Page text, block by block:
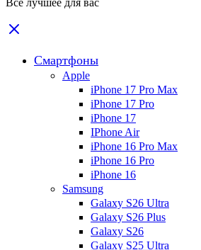
Все лучшее для вас
Смартфоны
Apple
iPhone 17 Pro Max
iPhone 17 Pro
iPhone 17
IPhone Air
iPhone 16 Pro Max
iPhone 16 Pro
iPhone 16
Samsung
Galaxy S26 Ultra
Galaxy S26 Plus
Galaxy S26
Galaxy S25 Ultra